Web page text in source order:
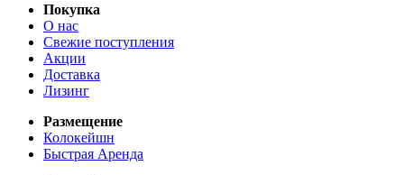
Покупка
О нас
Свежие поступления
Акции
Доставка
Лизинг
Размещение
Колокейшн
Быстрая Аренда